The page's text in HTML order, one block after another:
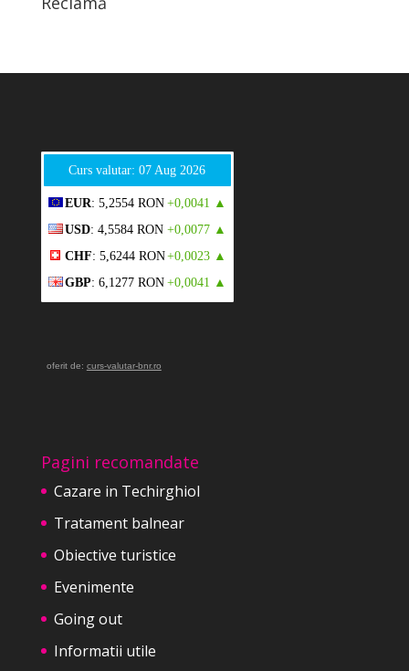
Curs valutar: 07 Aug 2026
EUR: 5,2554 RON +0,0041 ▲
USD: 4,5584 RON +0,0077 ▲
CHF: 5,6244 RON+0,0023 ▲
GBP: 6,1277 RON +0,0041 ▲
oferit de: curs-valutar-bnr.ro
Pagini recomandate
Cazare in Techirghiol
Tratament balnear
Obiective turistice
Evenimente
Going out
Informatii utile